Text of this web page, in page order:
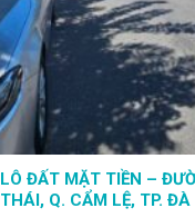
LÔ ĐẤT MẶT TIỀN –
THÁI, Q. CẨM LỆ, TP. ĐÀ